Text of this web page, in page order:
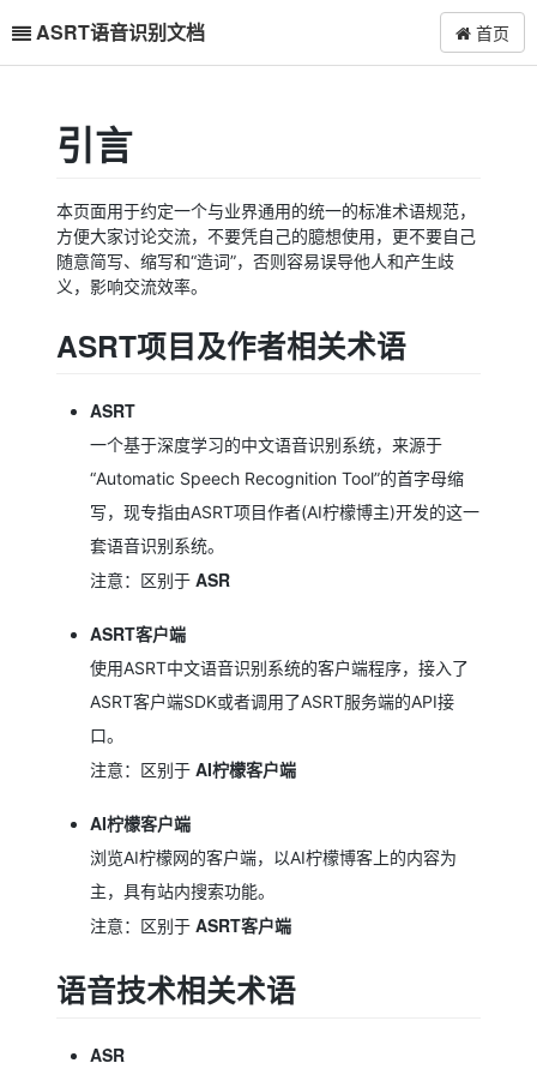
ASRT语音识别文档 首页
引言
本页面用于约定一个与业界通用的统一的标准术语规范，
方便大家讨论交流，不要凭自己的臆想使用，更不要自己
随意简写、缩写和“造词”，否则容易误导他人和产生歧
义，影响交流效率。
ASRT项目及作者相关术语
ASRT
一个基于深度学习的中文语音识别系统，来源于
“Automatic Speech Recognition Tool”的首字母缩
写，现专指由ASRT项目作者(AI柠檬博主)开发的这一
套语音识别系统。
注意：区别于ASR
ASRT客户端
使用ASRT中文语音识别系统的客户端程序，接入了
ASRT客户端SDK或者调用了ASRT服务端的API接
口。
注意：区别于AI柠檬客户端
AI柠檬客户端
浏览AI柠檬网的客户端，以AI柠檬博客上的内容为
主，具有站内搜索功能。
注意：区别于ASRT客户端
语音技术相关术语
ASR